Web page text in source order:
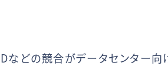
どの競合がデータセンター向